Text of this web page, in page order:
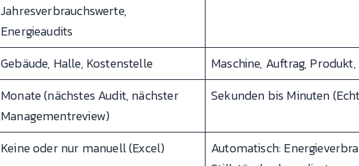
Jahresverbrauchswerte,
Energieaudits
Gebäude, Halle, Kostenstelle
Maschine, Auftrag,
Monate (nächstes Audit, nächster
Managementreview)
Sekunden bis Minuten
Keine oder nur manuell (Excel)
Automatisch: